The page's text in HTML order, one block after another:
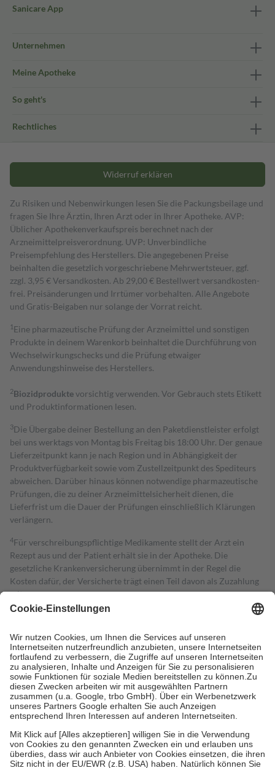
Sanicare App
Unternehmen
Meine Apotheke
So geht's
Rechtliches
Widerruf erklären
Zu Risiken und Nebenwirkungen lesen Sie die Packungsbeilage und
fragen Sie Ihre Ärztin, Ihren Arzt oder in Ihrer Apotheke. AVP:
Üblicher Apothekenverkaufspreis berechnet nach der
Arzneimittelpreisverordnung. UVP: Unverbindliche
Preisempfehlung des Herstellers. Die angegebenen Preise
beinhalten die gesetzlich vorgeschriebene Mehrwertsteuer, ggf.
zzgl. 3,95 € Versandkosten. Ab 29,00 € Bestell­wert versand­kosten­
frei. Preisänderungen und Irrtümer vorbehalten. Alle Angebote
und Gratis-Beigaben nur solange der Vorrat reicht.
1 Eine pharmazeutische Prüfung der Arzneimittel und sonstigen
Produkte in deinem Warenkorb beinhaltet die Durchführung von
Wechselwirkungschecks und die Prüfung etwaiger
Anwendungshinweise des Herstellers.
2Biozidproduktevorsichtig verwenden. Vor Gebrauch stets Etikett
und Produktinformationen lesen.
3Die Übergabe deiner Bestellung an den Paketdienstleister erfolgt
bei uns werktags von Montag bis Freitag bis 18:00 Uhr. Der genaue
Lieferzeitpunkt kann je nach Region und in Abhängigkeit der
Produktverfügbarkeit sowie vom Zustellzeitpunkt des Spediteurs
abweichen. Darüber hinaus können notwendige pharmazeutische
Prüfungen, die zu deiner Arzneimittelsicherheit dienen, die
Lieferfrist um die Dauer der Prüfungen einschließlich Klärungen
verlängern.
4Für verschreibungspflichtige Medikamente stellt der Arzt ein
Rezept aus und der Patient erhält sie in der Apotheke. Die
gesetzliche Krankenversicherung übernimmt in der Regel die
Kosten dafür, der Versicherte trägt einen Teil davon als Zuzahlung
mit.
Grundsätzlich leisten Mitglieder Zuzahlungen in Höhe von zehn
höchstens zehn Euro.
Es sind jedoch nie mehr als die tatsächlichen
Kosten der Leistung zu entrichten.
Diese Regeln gelten grundsätzlich auch für Online-Apotheken.
Bei Heilmitteln und häuslicher Krankenpflege beträgt die
Zuzahlung zehn Prozent der Kosten sowie zehn Euro je
Verordnung.
Um das Engagement der Versicherten für ihre eigene Gesundheit zu
stärken und die besondere Stellung der Familie zu unterstützen,
fallenkeine Zuzahlungenan bei:
• Kindern und Jugendlichen bis zum vollendeten 18. Lebensjahr
mit Ausnahme der Fahrkosten